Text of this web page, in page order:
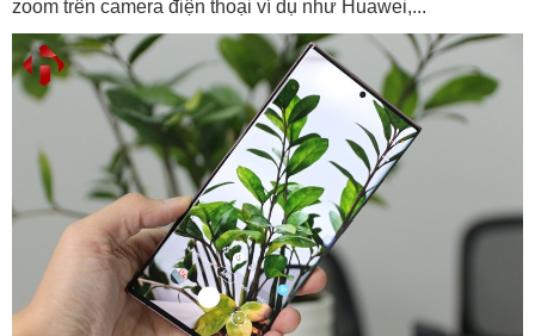
zoom trên camera điện thoại ví dụ như Huawei,...